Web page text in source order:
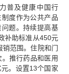
普及健康中国行
度作为公共产品
题。持续提高基
补助标准从450元
范围。住院和门
推行药品和医用
。设置13个国家